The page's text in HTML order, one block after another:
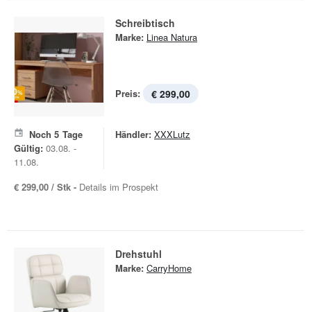
Schreibtisch
Marke: Linea Natura
Preis: € 299,00
Noch 5 Tage
Gültig: 03.08. -
11.08.
Händler: XXXLutz
€ 299,00 / Stk - Details im Prospekt
Drehstuhl
Marke: CarryHome